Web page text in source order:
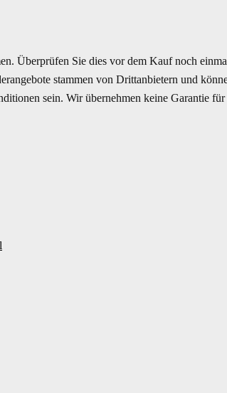
Überprüfen Sie dies vor dem Kauf noch
stammen von Drittanbietern und
sein. Wir übernehmen keine Garantie